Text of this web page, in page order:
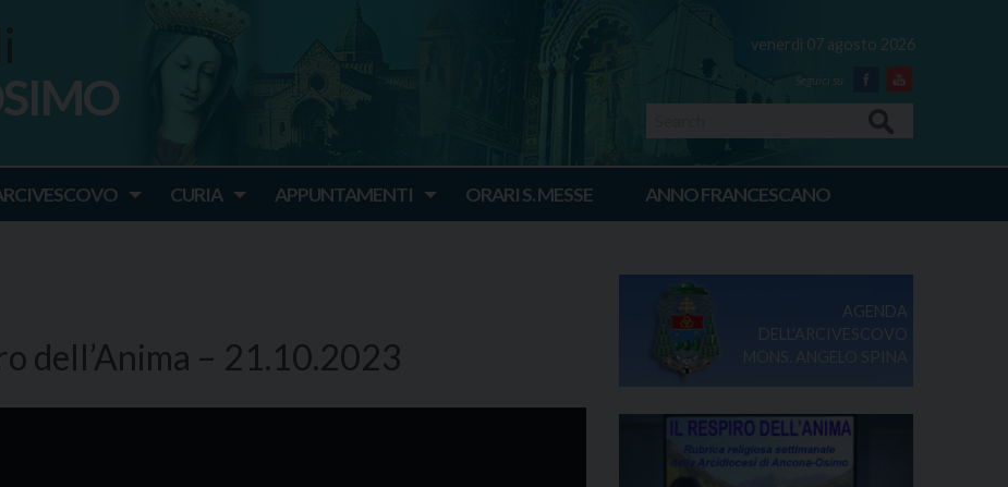
venerdì 07 agosto 2026
Facebook
Youtube
CURIA APPUNTAMENTI ORARI S. MESSE ANNO FRANCESCANO
dell’Anima – 21.10.2023
AGENDA
DELL'ARCIVESCOVO